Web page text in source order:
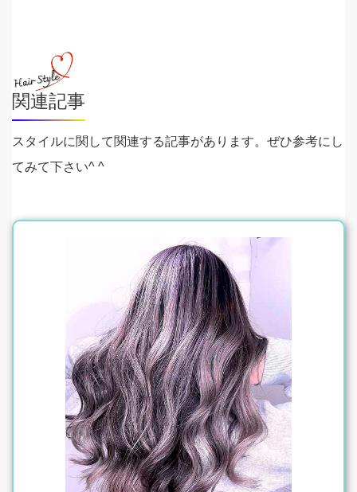
関連記事
スタイルに関して関連する記事があります。ぜひ参考にし
てみて下さい^ ^